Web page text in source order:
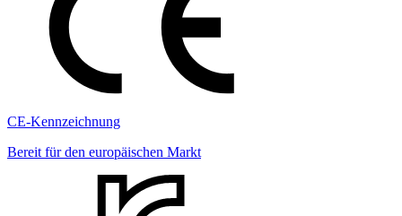
CE-Kennzeichnung
Bereit für den europäischen Markt